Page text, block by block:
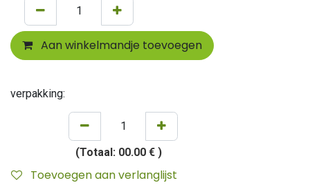
Aan winkelmandje toevoegen
verpakking:
(Totaal: 00.00 € )
Toevoegen aan verlanglijst